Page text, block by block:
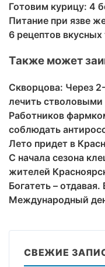
Готовим курицу: 4
Питание при язве
6 рецептов
Также может
Скворцова: Через
лечить стволовыми
Работников
соблюдать
Лето придет в
С начала сезона
жителей
Богатеть –
Международный
СВЕЖИЕ